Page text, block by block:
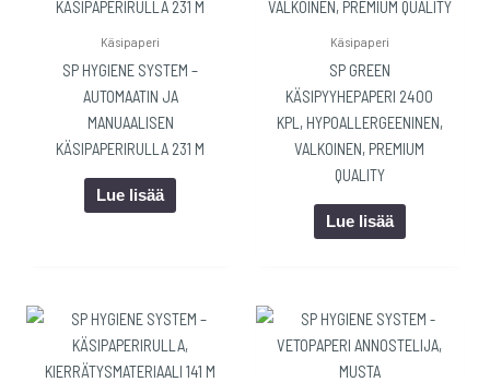
Käsipaperi
SP HYGIENE SYSTEM –
AUTOMAATIN JA
MANUAALISEN
KÄSIPAPERIRULLA 231 M
Lue lisää
Käsipaperi
SP GREEN
KÄSIPYYHEPAPERI 2400
KPL, HYPOALLERGEENINEN,
VALKOINEN, PREMIUM
QUALITY
Lue lisää